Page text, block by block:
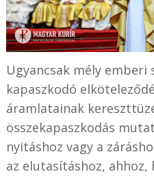
Ugyancsak mély emberi
kapaszkodó
áramlatainak
összekapaszkodás
nyitáshoz vagy a
az elutasításhoz, ahhoz,